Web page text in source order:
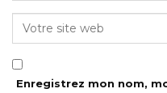
Enregistrez mon nom,